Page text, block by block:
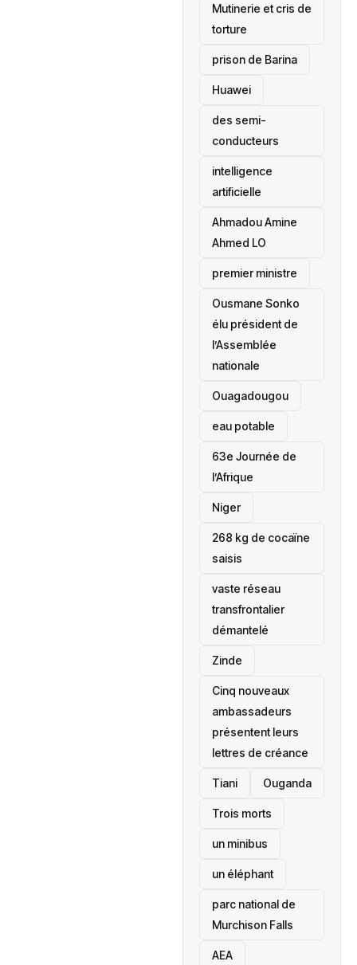
Mutinerie et cris de
torture
prison de Barina
Huawei
des semi-
conducteurs
intelligence
artificielle
Ahmadou Amine
Ahmed LO
premier ministre
Ousmane Sonko
élu président de
l’Assemblée
nationale
‎Ouagadougou
eau potable
63e Journée de
l’Afrique
‎Niger
268 kg de cocaïne
saisis
vaste réseau
transfrontalier
démantelé
Zinde
Cinq nouveaux
ambassadeurs
présentent leurs
lettres de créance
Tiani ‎Ouganda
Trois morts
un minibus
un éléphant
parc national de
Murchison Falls
AEA